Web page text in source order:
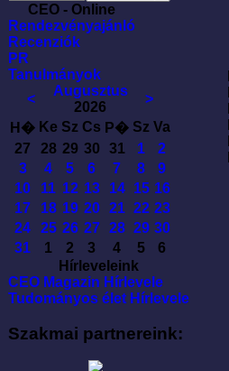
CEO - Online
Rendezvényajánló
Recenziók
PR
Tanulmányok
<
Augusztus
2026
>
H� Ke Sz Cs P� Sz Va
27
28 29 30 31 1
2
3
4 5 6 7 8
9
10
11 12 13 14 15 16
17
18 19 20 21 22 23
24
25 26 27 28 29 30
31
1 2 3 4 5
6
Hírleveleink
CEO Magazin Hírlevele
Tudományos élet Hírlevele
Szakmai partnereink: